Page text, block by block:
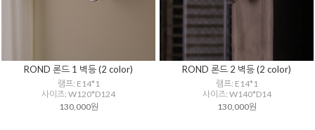
ROND 론드 1 벽등 (2 color)
램프: E14*1
사이즈: W120*D124
130,000원
ROND 론드 2 벽등 (2 color)
램프: E14*1
사이즈: W140*D14
130,000원